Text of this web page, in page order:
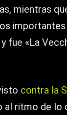
mientras
importantes
«La
contra la
ritmo de lo